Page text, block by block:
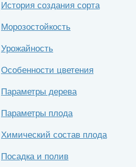
История создания сорта
Морозостойкость
Урожайность
Особенности цветения
Параметры дерева
Параметры плода
Химический состав плода
Посадка и полив